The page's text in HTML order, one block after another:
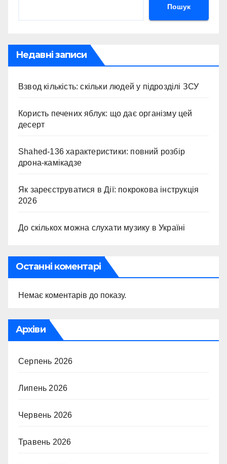
Пошук
Недавні записи
Взвод кількість: скільки людей у підрозділі ЗСУ
Користь печених яблук: що дає організму цей
десерт
Shahed-136 характеристики: повний розбір
дрона-камікадзе
Як зареєструватися в Дії: покрокова інструкція
2026
До скількох можна слухати музику в Україні
Останні коментарі
Немає коментарів до показу.
Архіви
Серпень 2026
Липень 2026
Червень 2026
Травень 2026